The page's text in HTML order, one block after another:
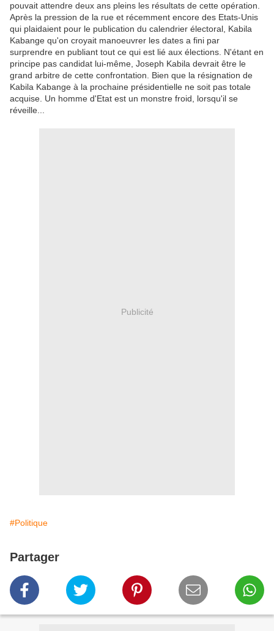
pouvait attendre deux ans pleins les résultats de cette opération.
Après la pression de la rue et récemment encore des Etats-Unis
qui plaidaient pour le publication du calendrier électoral, Kabila
Kabange qu'on croyait manoeuvrer les dates a fini par
surprendre en publiant tout ce qui est lié aux élections. N'étant en
principe pas candidat lui-même, Joseph Kabila devrait être le
grand arbitre de cette confrontation. Bien que la résignation de
Kabila Kabange à la prochaine présidentielle ne soit pas totale
acquise. Un homme d'Etat est un monstre froid, lorsqu'il se
réveille...
Publicité
#Politique
Partager